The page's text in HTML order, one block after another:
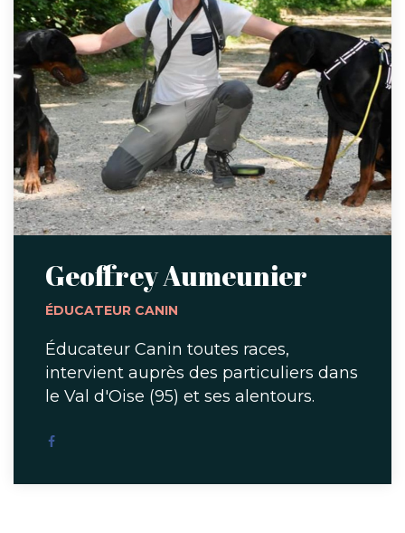
Geoffrey Aumeunier
ÉDUCATEUR CANIN
Éducateur Canin toutes races,
intervient auprès des particuliers dans
le Val d'Oise (95) et ses alentours.